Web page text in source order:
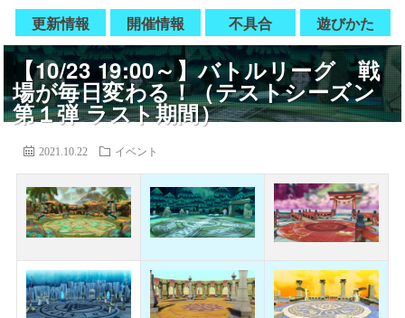
更新情報 開催情報 不具合 遊びかた
【10/23 19:00～】バトルリーグ 戦
場が毎日変わる！（テストシーズン
第１弾 ラスト期間）
2021.10.22 イベント